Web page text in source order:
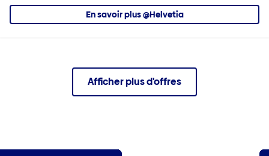
En savoir plus @Helvetia
Afficher plus d'offres